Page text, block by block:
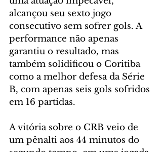
alcançou seu sexto jogo
consecutivo sem sofrer gols. A
performance não apenas
garantiu o resultado, mas
também solidificou o Coritiba
como a melhor defesa da Série
B, com apenas seis gols sofridos
em 16 partidas.
A vitória sobre o CRB veio de
um pênalti aos 44 minutos do